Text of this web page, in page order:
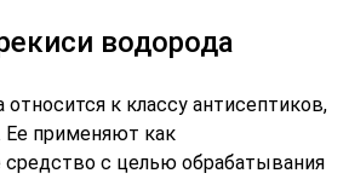
водорода
к классу антисептиков,
Ее применяют как
с целью обрабатывания